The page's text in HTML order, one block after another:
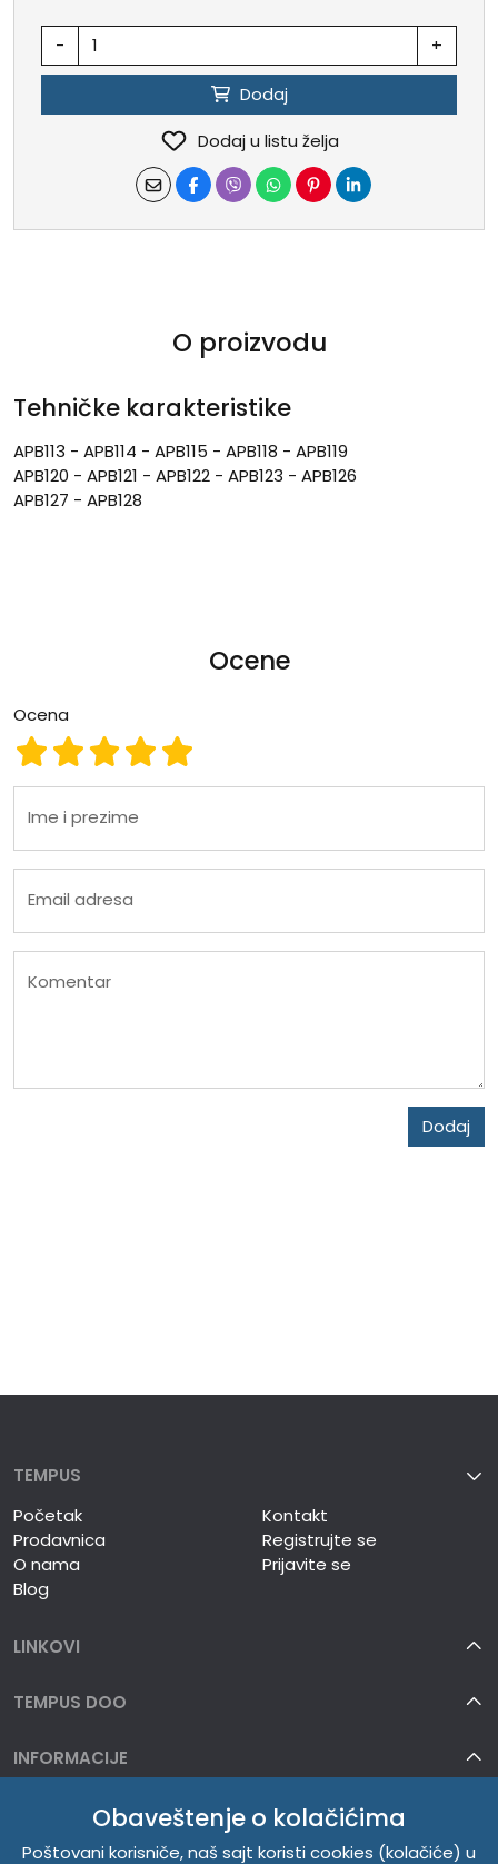
- +
Dodaj
Dodaj u listu želja
O proizvodu
Tehničke karakteristike
APB113 - APB114 - APB115 - APB118 - APB119
APB120 - APB121 - APB122 - APB123 - APB126
APB127 - APB128
Ocene
Ocena
Ocena 5
Ocena 4
Ocena 3
Ocena 2
Ocena 1
Ime i prezime
Email adresa
Komentar
Dodaj
TEMPUS
Početak
Prodavnica
O nama
Blog
Kontakt
Registrujte se
Prijavite se
LINKOVI
TEMPUS DOO
INFORMACIJE
Obaveštenje o kolačićima
Poštovani korisniče, naš sajt koristi cookies (kolačiće) u